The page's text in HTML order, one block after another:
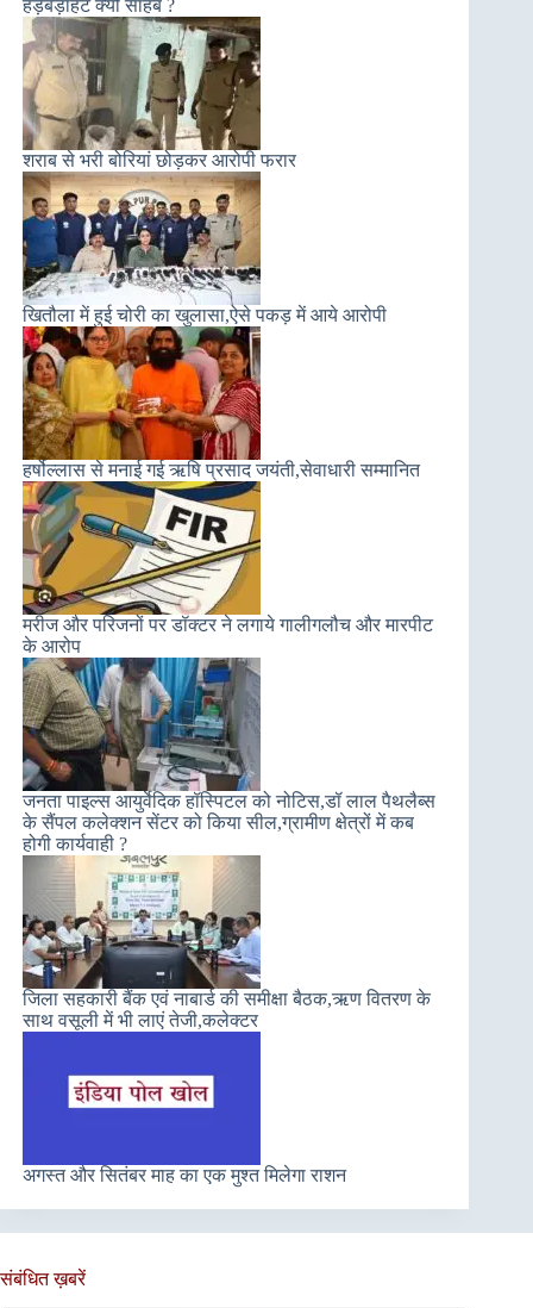
हड़बड़ाहट क्यों साहब ?
शराब से भरी बोरियां छोड़कर आरोपी फरार
खितौला में हुई चोरी का खुलासा,ऐसे पकड़ में आये आरोपी
हर्षोल्लास से मनाई गई ऋषि प्रसाद जयंती,सेवाधारी सम्मानित
मरीज और परिजनों पर डॉक्टर ने लगाये गालीगलौच और मारपीट
के आरोप
जनता पाइल्स आयुर्वेदिक हॉस्पिटल को नोटिस,डॉ लाल पैथलैब्स
के सैंपल कलेक्शन सेंटर को किया सील,ग्रामीण क्षेत्रों में कब
होगी कार्यवाही ?
जिला सहकारी बैंक एवं नाबार्ड की समीक्षा बैठक,ऋण वितरण के
साथ वसूली में भी लाएं तेजी,कलेक्टर
अगस्त और सितंबर माह का एक मुश्त मिलेगा राशन
संबंधित ख़बरें